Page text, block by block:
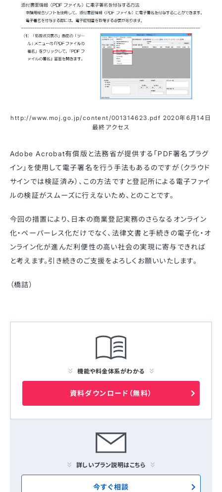
http://www.moj.go.jp/content/001314623.pdf 2020年6月14日
最終アクセス
Adobe Acrobat有償版と法務省が提供する「PDF署名プラグ
イン」を使用して電子署名を行う手法もあるのですが（クラウド
サインでは検証済み）、この方法ですと登記所による電子ファイ
ルの検証がスムーズに行えないため、とのことです。
今回の措置により、日本の商業登記実務のさらなるオンライン
化・ペーパーレス化だけでなく、法律文書と手続きの電子化・オ
ンライン化が進んだ利便性の高い社会の実現に寄与できれば
と考えます。引き続きのご支援をよろしくお願いいたします。
（橋詰）
機能や料金体系がわかる
資料ダウンロード（無料）
詳しいプラン説明はこちら
今すぐ相談